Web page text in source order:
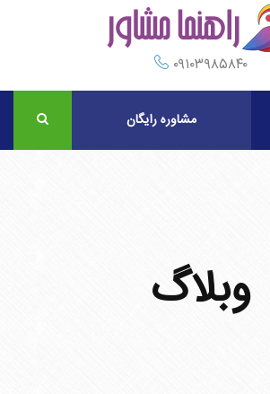
۰۹۱۰۳۹۸۵۸۴۰
مشاوره رایگان
وبلاگ